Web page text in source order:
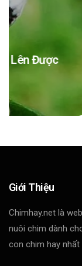
Chim Sẻ
Kinh
Giới Thiệu
Chimhay.net là
nuôi chim dành
con chim hay nhất